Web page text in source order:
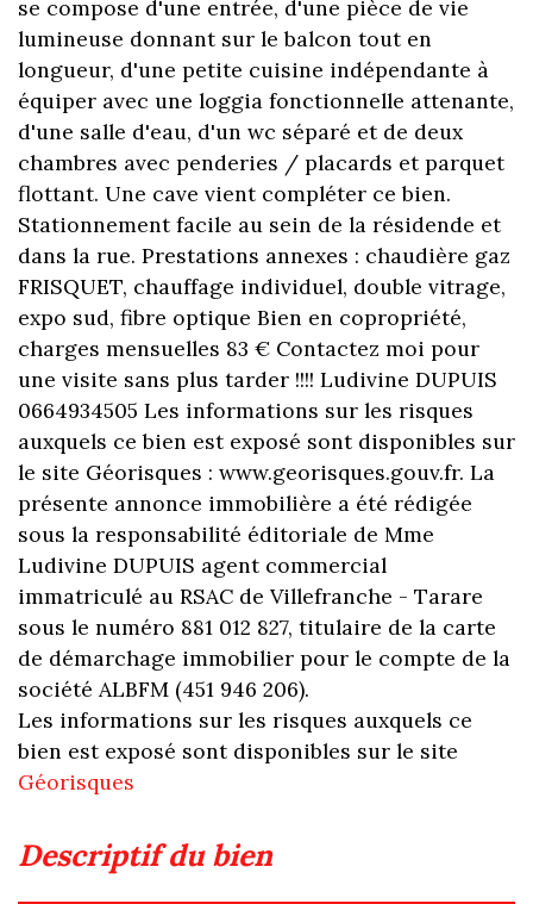
se compose d'une entrée, d'une pièce de vie
lumineuse donnant sur le balcon tout en
longueur, d'une petite cuisine indépendante à
équiper avec une loggia fonctionnelle attenante,
d'une salle d'eau, d'un wc séparé et de deux
chambres avec penderies / placards et parquet
flottant. Une cave vient compléter ce bien.
Stationnement facile au sein de la résidende et
dans la rue. Prestations annexes : chaudière gaz
FRISQUET, chauffage individuel, double vitrage,
expo sud, fibre optique Bien en copropriété,
charges mensuelles 83 € Contactez moi pour
une visite sans plus tarder !!!! Ludivine DUPUIS
0664934505 Les informations sur les risques
auxquels ce bien est exposé sont disponibles sur
le site Géorisques : www.georisques.gouv.fr. La
présente annonce immobilière a été rédigée
sous la responsabilité éditoriale de Mme
Ludivine DUPUIS agent commercial
immatriculé au RSAC de Villefranche - Tarare
sous le numéro 881 012 827, titulaire de la carte
de démarchage immobilier pour le compte de la
société ALBFM (451 946 206).
Les informations sur les risques auxquels ce
bien est exposé sont disponibles sur le site
Géorisques
descriptif du bien